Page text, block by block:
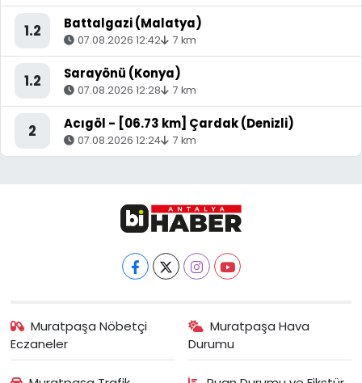
1.2 Battalgazi (Malatya)
07.08.2026 12:42 7 km
1.2 Sarayönü (Konya)
07.08.2026 12:28 7 km
2 Acıgöl - [06.73 km] Çardak (Denizli)
07.08.2026 12:24 7 km
Muratpaşa Nöbetçi
Eczaneler
Muratpaşa Hava
Durumu